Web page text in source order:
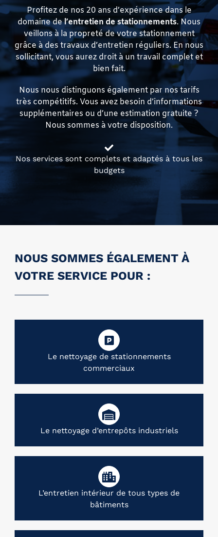
Profitez de nos 20 ans d’expérience dans le
domaine del’entretien de stationnements. Nous
veillons à la propreté de votre stationnement
grâce à des travaux d’entretien réguliers. En nous
sollicitant, vous aurez droit à un travail complet et
bien fait.
Nous nous distinguons également par nos tarifs
très compétitifs. Vous avez besoin d’informations
supplémentaires ou d’une estimation gratuite ?
Nous sommes à votre disposition.
Nos services sont complets et adaptés à tous les
budgets
NOUS SOMMES ÉGALEMENT À
VOTRE SERVICE POUR :
Le nettoyage de stationnements
commerciaux
Le nettoyage d’entrepôts industriels
L’entretien intérieur de tous types de
bâtiments